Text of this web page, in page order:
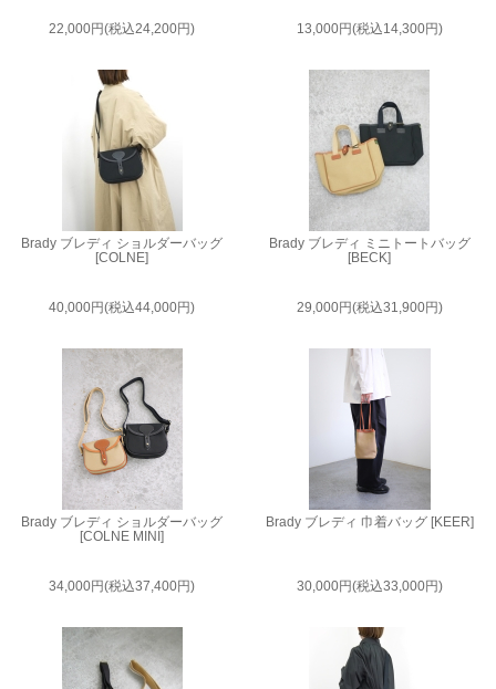
22,000円(税込24,200円) 13,000円(税込14,300円)
Brady ブレディ ショルダーバッグ
[COLNE]
40,000円(税込44,000円)
Brady ブレディ ミニトートバッグ
[BECK]
29,000円(税込31,900円)
Brady ブレディ ショルダーバッグ
[COLNE MINI]
34,000円(税込37,400円)
Brady ブレディ 巾着バッグ [KEER]
30,000円(税込33,000円)